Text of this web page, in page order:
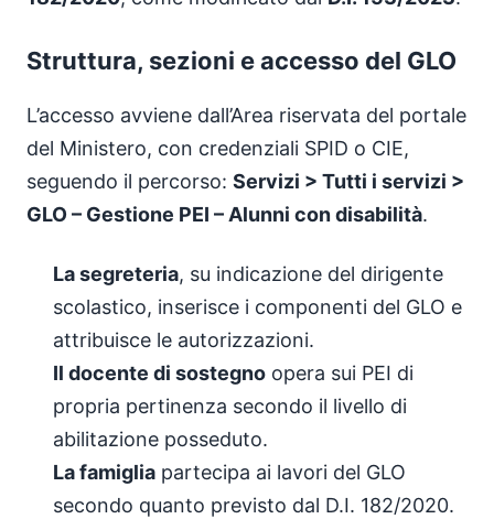
Struttura, sezioni e accesso del GLO
L’accesso avviene dall’Area riservata del portale
del Ministero, con credenziali SPID o CIE,
seguendo il percorso: Servizi > Tutti i servizi >
GLO – Gestione PEI – Alunni con disabilità.
La segreteria, su indicazione del dirigente
scolastico, inserisce i componenti del GLO e
attribuisce le autorizzazioni.
Il docente di sostegno opera sui PEI di
propria pertinenza secondo il livello di
abilitazione posseduto.
La famiglia partecipa ai lavori del GLO
secondo quanto previsto dal D.I. 182/2020.